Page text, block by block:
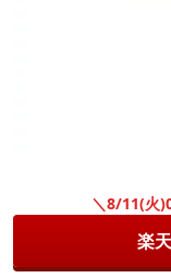
＼8/11(火
楽